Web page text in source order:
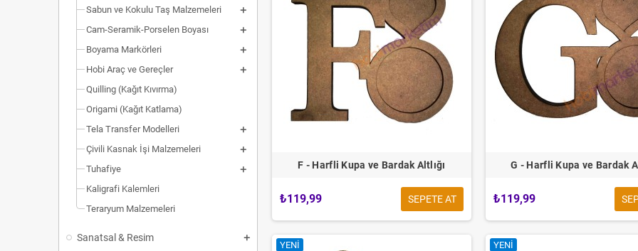
Sabun ve Kokulu Taş Malzemeleri
Cam-Seramik-Porselen Boyası
Boyama Markörleri
Hobi Araç ve Gereçler
Quilling (Kağıt Kıvırma)
Origami (Kağıt Katlama)
Tela Transfer Modelleri
Çivili Kasnak İşi Malzemeleri
Tuhafiye
Kaligrafi Kalemleri
Teraryum Malzemeleri
Sanatsal & Resim
F - Harfli Kupa ve Bardak Altlığı
₺119,99 SEPETE AT
G - Harfli Kupa ve Bardak
₺119,99
YENI YENI